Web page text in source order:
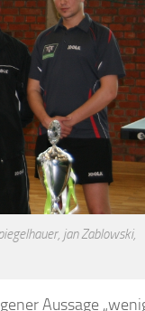
jan Zablowski,
Aussage